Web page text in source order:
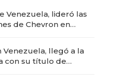
Venezuela, lideró las
de Chevron en
Venezuela, llegó a la
con su título de